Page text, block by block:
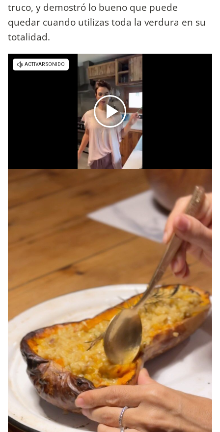
truco, y demostró lo bueno que puede
quedar cuando utilizas toda la verdura en su
totalidad.